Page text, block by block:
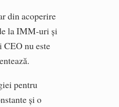
din acoperire
la IMM-uri și
CEO nu este
pentru
și o